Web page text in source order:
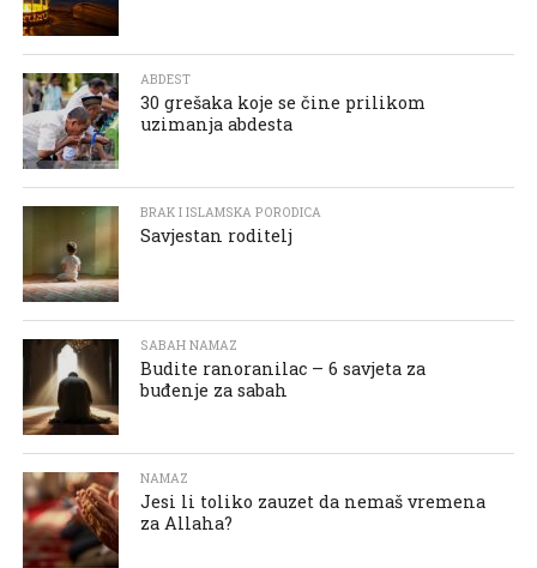
ABDEST
30 grešaka koje se čine prilikom
uzimanja abdesta
BRAK I ISLAMSKA PORODICA
Savjestan roditelj
SABAH NAMAZ
Budite ranoranilac – 6 savjeta za
buđenje za sabah
NAMAZ
Jesi li toliko zauzet da nemaš vremena
za Allaha?